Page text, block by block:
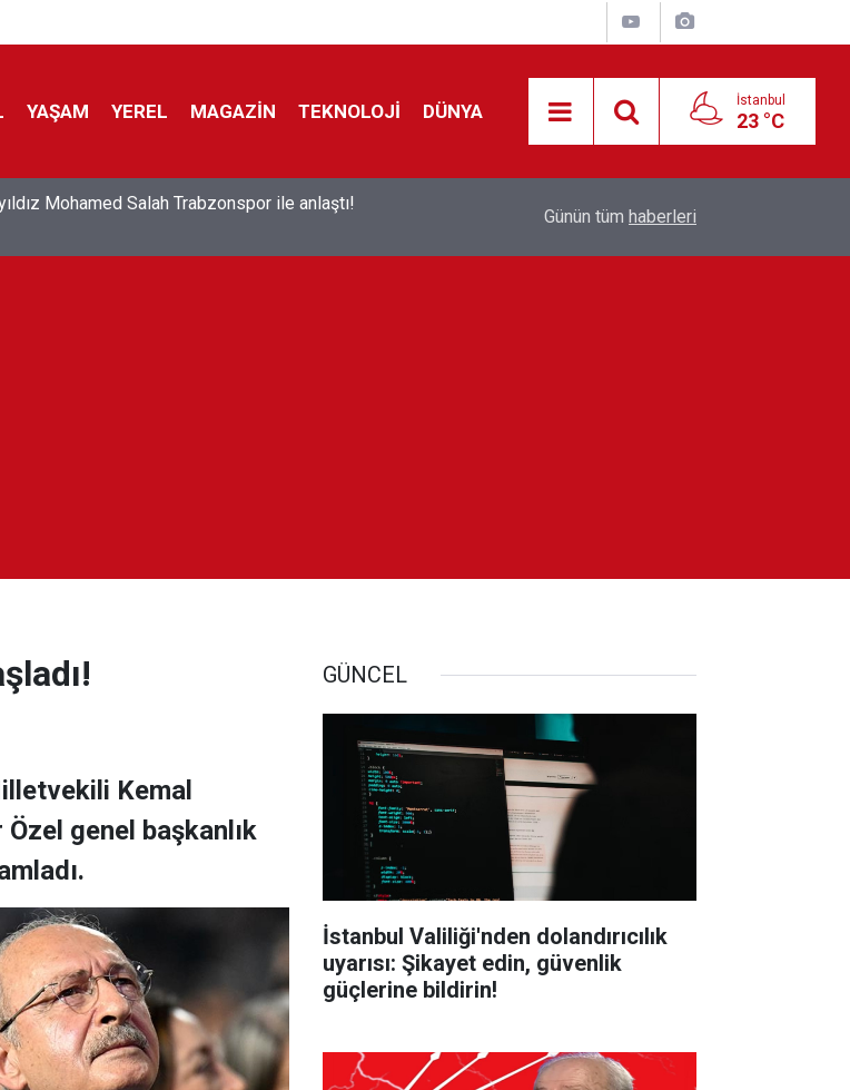
YAŞAM YEREL MAGAZİN TEKNOLOJİ DÜNYA İstanbul
23 °C
Mohamed Salah Trabzonspor ile anlaştı!
Feridun Düzağaç sahnelere ara verdi: ''En az
Günün tüm haberleri
Kemal
genel başkanlık
GÜNCEL
İstanbul Valiliği'nden dolandırıcılık
uyarısı: Şikayet edin, güvenlik
güçlerine bildirin!